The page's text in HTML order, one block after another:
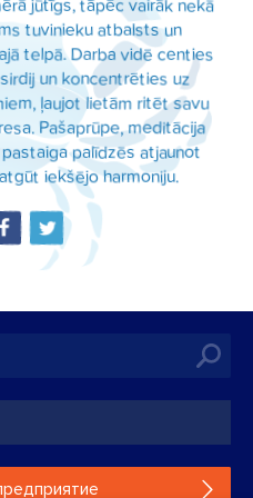
jūtīgs, tāpēc vairāk nekā
tuvinieku atbalsts un
telpā. Darba vidē centies
un koncentrēties uz
ļaujot lietām ritēt savu
Pašaprūpe, meditācija
palīdzēs atjaunot
iekšējo harmoniju.